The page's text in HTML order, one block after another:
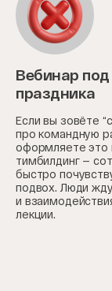
Вебинар
праздника
Если вы зовёте
про командную
оформляете это
тимбилдинг —
быстро
подвох. Люди
и
лекции.